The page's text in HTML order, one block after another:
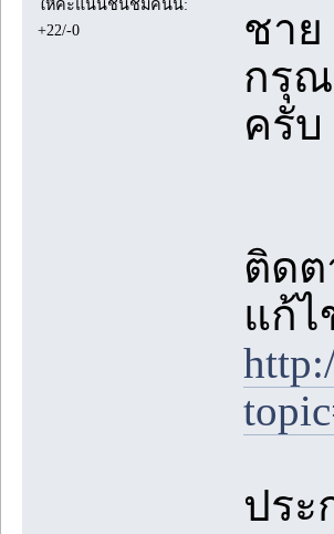
ให้คะแนนชื่นชมคนนี้:
+22/-0
ชาย
กรุ
ครับ
ติดต
แก้
ปร